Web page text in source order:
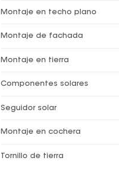
Montaje en techo plano
Montaje de fachada
Montaje en tierra
Componentes solares
Seguidor solar
Montaje en cochera
Tornillo de tierra